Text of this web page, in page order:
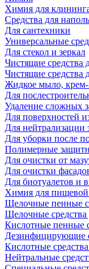
Химия для
Средства для
Для сантехники
Универсальные
Для стекол и зеркал
Чистящие средства
Чистящие средства
Жидкое мыло, крем-
Для
Удаление сложных
Для поверхностей
Для нейтрализации
Для уборки после
Полимерные
Для очистки от
Для очистки
Для биотуалетов и
Химия для
Щелочные пенные
Щелочные
Кислотные пенные
Дезинфицирующие
Кислотные
Нейтральные